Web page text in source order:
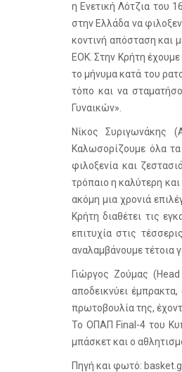
η Ενετική Λότζια του
στην Ελλάδα να
κοντινή απόσταση και
ΕΟΚ. Στην Κρήτη
το μήνυμα κατά του
τόπο και να
Γυναικών».
Νίκος Συριγωνάκης
Καλωσορίζουμε όλα
φιλοξενία και
τρόπαιο η καλύτερη
ακόμη μια χρονιά
Κρήτη διαθέτει τις
επιτυχία στις
αναλαμβάνουμε τέτοια
Γιώργος Ζούμας
αποδεικνύει
πρωτοβουλία της,
Το ΟΠΑΠ Final-4 του
μπάσκετ και ο
Πηγή και φωτό: